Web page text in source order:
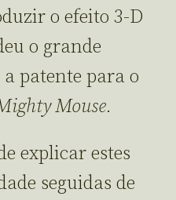
o efeito 3-D
o grande
patente para o
Mouse.
explicar estes
seguidas de